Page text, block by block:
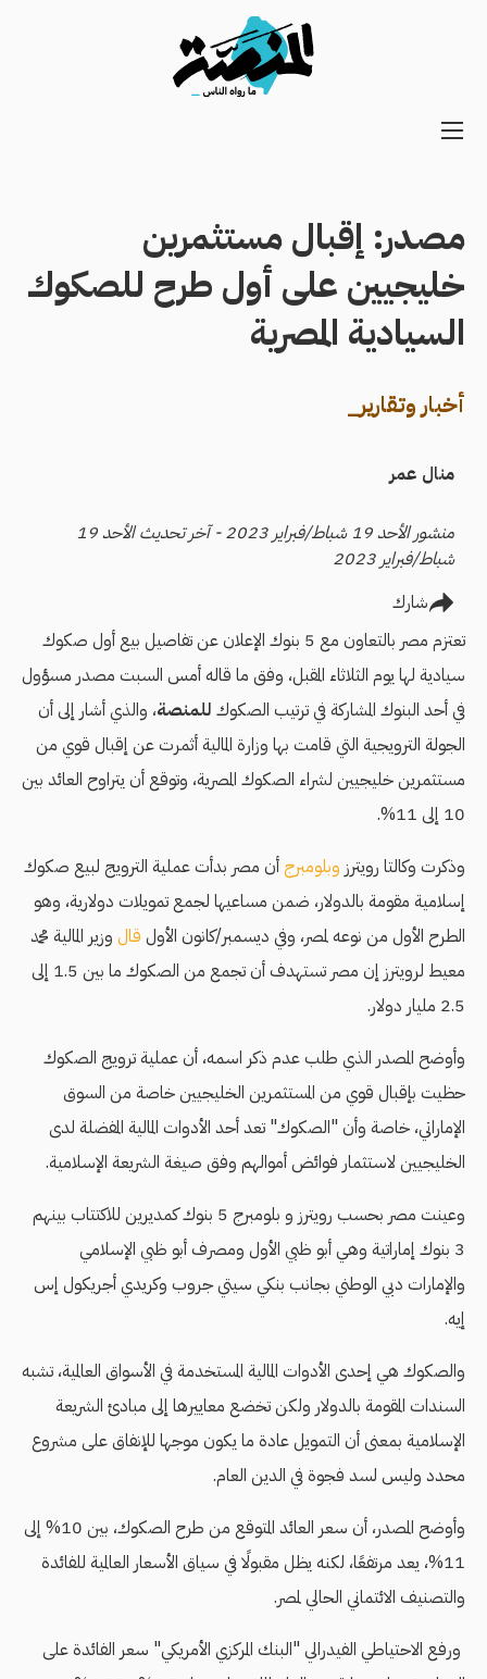
Main
Navigation
مصدر: إقبال مستثمرين
خليجيين على أول طرح للصكوك
السيادية المصرية
أخبار وتقارير_
منال عمر
منشور الأحد 19 شباط/فبراير 2023 - آخر تحديث الأحد 19
شباط/فبراير 2023
شارك
تعتزم مصر بالتعاون مع 5 بنوك الإعلان عن تفاصيل بيع أول صكوك
سيادية لها يوم الثلاثاء المقبل، وفق ما قاله أمس السبت مصدر مسؤول
في أحد البنوك المشاركة في ترتيب الصكوك للمنصة، والذي أشار إلى أن
الجولة الترويجية التي قامت بها وزارة المالية أثمرت عن إقبال قوي من
مستثمرين خليجيين لشراء الصكوك المصرية، وتوقع أن يتراوح العائد بين
10 إلى 11%.
وذكرت وكالتا رويترز وبلومبرجأن مصر بدأت عملية الترويج لبيع صكوك
إسلامية مقومة بالدولار، ضمن مساعيها لجمع تمويلات دولارية، وهو
الطرح الأول من نوعه لمصر، وفي ديسمبر/كانون الأول قال وزير المالية محمد
معيط لرويترز إن مصر تستهدف أن تجمع من الصكوك ما بين 1.5 إلى
2.5 مليار دولار.
وأوضح المصدر الذي طلب عدم ذكر اسمه، أن عملية ترويج الصكوك
حظيت بإقبال قوي من المستثمرين الخليجيين خاصة من السوق
الإماراتي، خاصة وأن "الصكوك" تعد أحد الأدوات المالية المفضلة لدى
الخليجيين لاستثمار فوائض أموالهم وفق صيغة الشريعة الإسلامية.
وعينت مصر بحسب رويترز و بلومبرج 5 بنوك كمديرين للاكتتاب بينهم
3 بنوك إماراتية وهي أبو ظبي الأول ومصرف أبو ظبي الإسلامي
والإمارات دبي الوطني بجانب بنكي سيتي جروب وكريدي أجريكول إس
إيه.
والصكوك هي إحدى الأدوات المالية المستخدمة في الأسواق العالمية، تشبه
السندات المقومة بالدولار ولكن تخضع معاييرها إلى مبادئ الشريعة
الإسلامية بمعنى أن التمويل عادة ما يكون موجها للإنفاق على مشروع
محدد وليس لسد فجوة في الدين العام.
وأوضح المصدر، أن سعر العائد المتوقع من طرح الصكوك، بين 10% إلى
11%، يعد مرتفعًا، لكنه يظل مقبولًا في سياق الأسعار العالمية للفائدة
والتصنيف الائتماني الحالي لمصر.
ورفع الاحتياطي الفيدرالي "البنك المركزي الأمريكي" سعر الفائدة على